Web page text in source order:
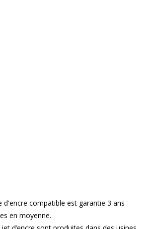
d'encre compatible est garantie 3 ans
en moyenne.